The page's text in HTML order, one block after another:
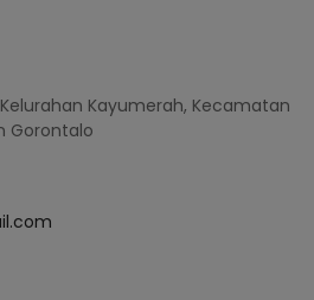
Kayumerah, Kecamatan
Gorontalo